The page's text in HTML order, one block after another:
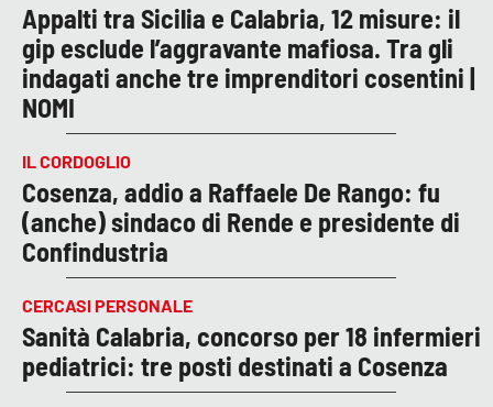
Appalti tra Sicilia e Calabria, 12 misure: il
gip esclude l’aggravante mafiosa. Tra gli
indagati anche tre imprenditori cosentini |
NOMI
IL CORDOGLIO
Cosenza, addio a Raffaele De Rango: fu
(anche) sindaco di Rende e presidente di
Confindustria
CERCASI PERSONALE
Sanità Calabria, concorso per 18 infermieri
pediatrici: tre posti destinati a Cosenza